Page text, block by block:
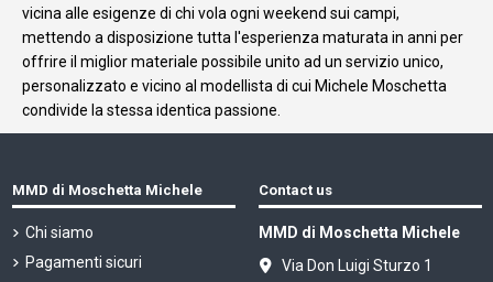
vicina alle esigenze di chi vola ogni weekend sui campi,
mettendo a disposizione tutta l'esperienza maturata in anni per
offrire il miglior materiale possibile unito ad un servizio unico,
personalizzato e vicino al modellista di cui Michele Moschetta
condivide la stessa identica passione.
MMD di Moschetta Michele
Chi siamo
Pagamenti sicuri
Contact us
MMD di Moschetta Michele
Via Don Luigi Sturzo 1